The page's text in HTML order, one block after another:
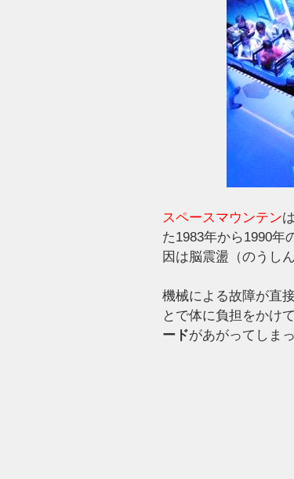
スペースマウンテン
た1983年から1990年
因は脳震盪（のうし
機械による故障が直
とで体に負担をかけ
ードがあがってしまっ